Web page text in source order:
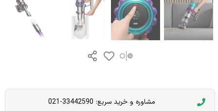
مشاوره و خرید سریع: 33442590-021